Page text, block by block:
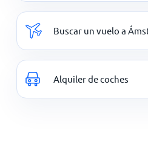
Buscar un vuelo a
Alquiler de coches